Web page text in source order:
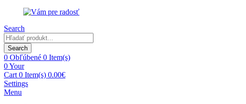
Search
Search
0 Obľúbené 0 Item(s)
0Your
Cart 0 Item(s) 0.00€
Settings
Menu